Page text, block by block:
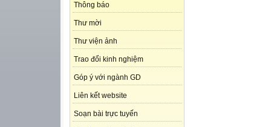
Thông báo
Thư mời
Thư viện ảnh
Trao đổi kinh nghiệm
Góp ý với ngành GD
Liên kết website
Soạn bài trực tuyến